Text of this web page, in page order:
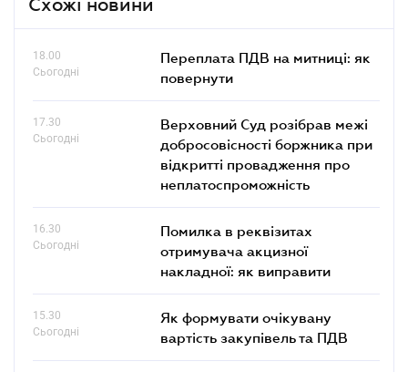
Схожі новини
18.00
Сьогодні
Переплата ПДВ на митниці: як
повернути
17.30
Сьогодні
Верховний Суд розібрав межі
добросовісності боржника при
відкритті провадження про
неплатоспроможність
16.30
Сьогодні
Помилка в реквізитах
отримувача акцизної
накладної: як виправити
15.30
Сьогодні
Як формувати очікувану
вартість закупівель та ПДВ